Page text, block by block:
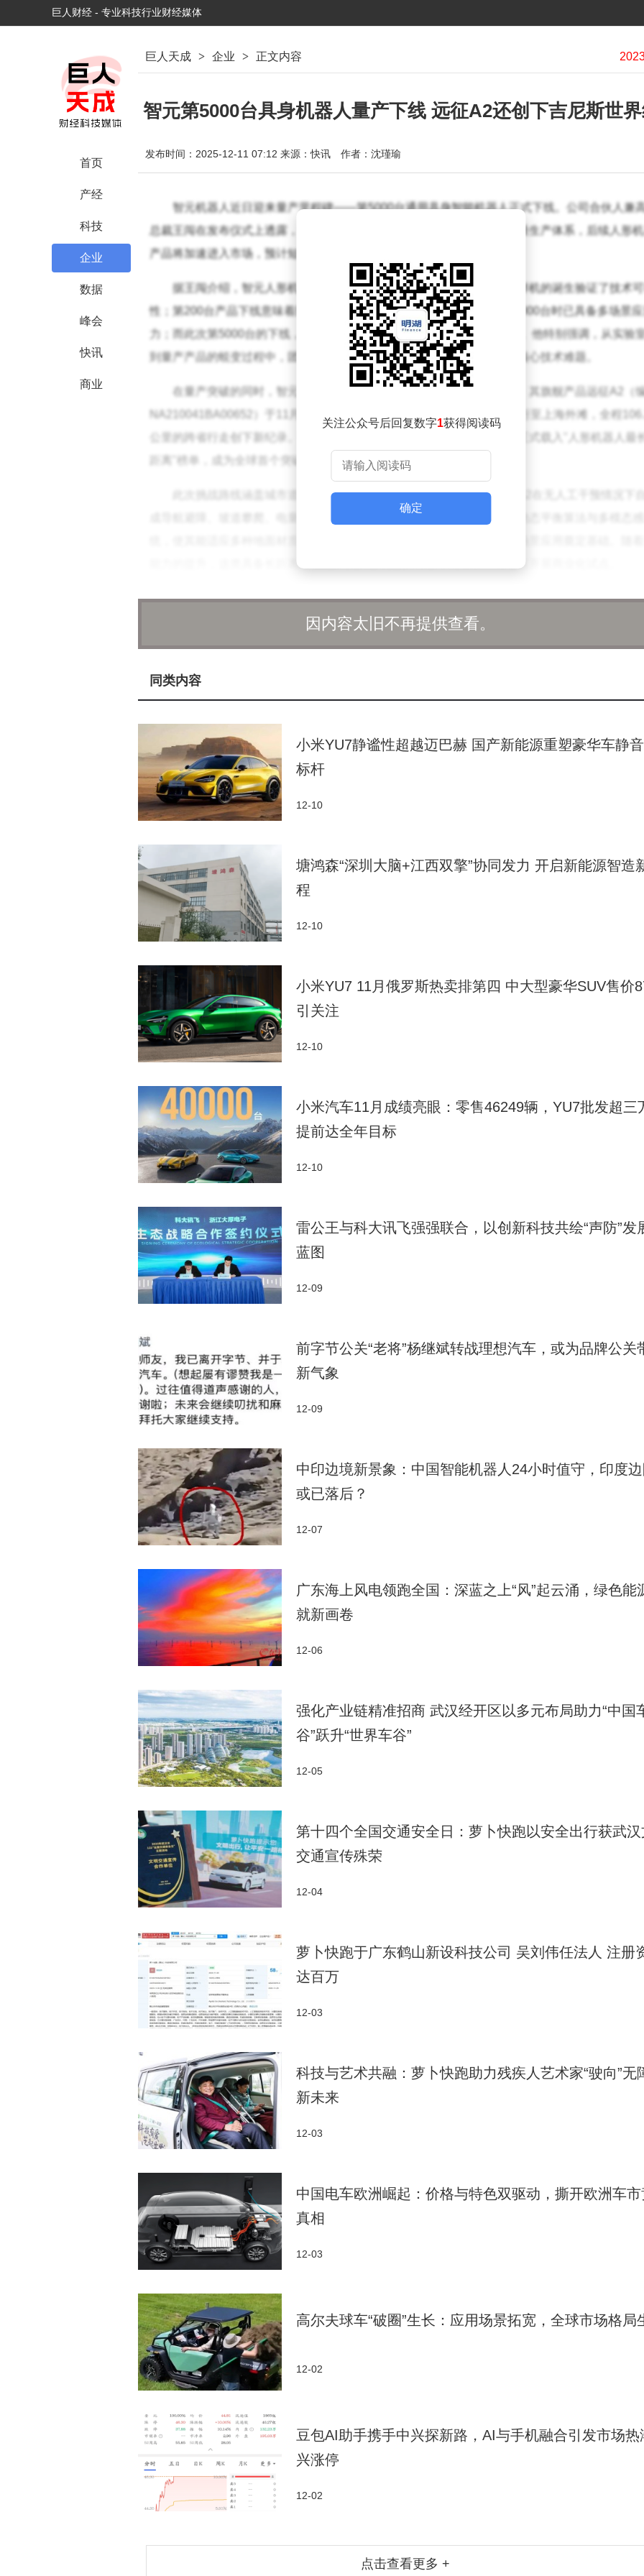
巨人财经 - 专业科技行业财经媒体
首页
产经
科技
企业
数据
峰会
快讯
商业
巨人天成 > 企业 > 正文内容
智元第5000台具身机器人量产下线 远征A2还创下吉尼斯世
发布时间：2025-12-11 07:12 来源：快讯 作者：沈瑾瑜
智元机器人近日迎来量产里程碑——第5000台通用具身智能机器人正式下线。公司合伙人兼
总裁王闯在发布仪式上透露，这一突破性进展标志着企业已形成完整的批量生产体系，后续人形
产品将加速进入市场，预计短期内出货量将突破5000台大关。
据王闯介绍，智元人形机器人的研发生产经历了多个关键阶段：首台样机的诞生验证了技术
性；第200台产品下线意味着脱离实验室环境，实现产线稳定运行；突破1000台时已具备多场景
力；而此次第5000台的下线，则全面证明了产品成熟度与规模化制造实力。他特别强调，从实验
到量产产品的蜕变过程中，团队攻克了运动控制、环境适应、批量校准等核心技术难题。
在量产突破的同时，智元机器人还在应用场景拓展方面取得重大进展。其旗舰产品远征A2（
NA210041BA00652）于11月完成了一项创纪录挑战——从苏州金鸡湖步行至上海外滩，全程
公里的跨省行走创下新纪录。该成绩经吉尼斯世界纪录认证官现场核验，正式载入"人形机器人最
距离"榜单，成为全球首个突破百公里行走的人形机器人。
此次挑战路线涵盖城市道路、跨江大桥、商业街区等复杂地形，远征A2在无人工干预情况下
能力的提升，这类具备长距离移动能力的人形机器人有望率先在长三角地区开展商业化试点。
关注公众号后回复数字1获得阅读码
确定
因内容太旧不再提供查看。
同类内容
小米YU7静谧性超越迈巴赫 国产新能源重塑豪华车静
标杆
12-10
塘鸿森“深圳大脑+江西双擎”协同发力 开启新能源智造
程
12-10
小米YU7 11月俄罗斯热卖排第四 中大型豪华SUV售价
引关注
12-10
小米汽车11月成绩亮眼：零售46249辆，YU7批发超三
提前达全年目标
12-10
雷公王与科大讯飞强强联合，以创新科技共绘“声防”发
蓝图
12-09
前字节公关“老将”杨继斌转战理想汽车，或为品牌公关
新气象
12-09
中印边境新景象：中国智能机器人24小时值守，印度
或已落后？
12-07
广东海上风电领跑全国：深蓝之上“风”起云涌，绿色能
就新画卷
12-06
强化产业链精准招商 武汉经开区以多元布局助力“中国
谷”跃升“世界车谷”
12-05
第十四个全国交通安全日：萝卜快跑以安全出行获武
交通宣传殊荣
12-04
萝卜快跑于广东鹤山新设科技公司 吴刘伟任法人 注册
达百万
12-03
科技与艺术共融：萝卜快跑助力残疾人艺术家“驶向”无
新未来
12-03
中国电车欧洲崛起：价格与特色双驱动，撕开欧洲车
真相
12-03
高尔夫球车“破圈”生长：应用场景拓宽，全球市场格局
12-02
豆包AI助手携手中兴探新路，AI与手机融合引发市场热
兴涨停
12-02
点击查看更多 +